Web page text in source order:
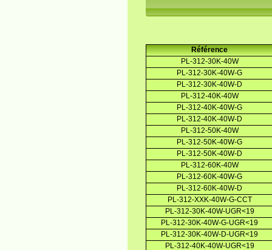
Référence
PL-312-30K-40W
PL-312-30K-40W-G
PL-312-30K-40W-D
PL-312-40K-40W
PL-312-40K-40W-G
PL-312-40K-40W-D
PL-312-50K-40W
PL-312-50K-40W-G
PL-312-50K-40W-D
PL-312-60K-40W
PL-312-60K-40W-G
PL-312-60K-40W-D
PL-312-XXK-40W-G-CCT
PL-312-30K-40W-UGR<19
PL-312-30K-40W-G-UGR<19
PL-312-30K-40W-D-UGR<19
PL-312-40K-40W-UGR<19